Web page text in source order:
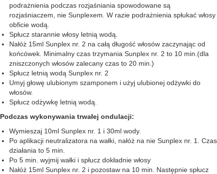
podrażnienia podczas rozjaśniania spowodowane są
rozjaśniaczem, nie Sunplexem. W razie podrażnienia spłukać włosy
obficie wodą.
Spłucz starannie włosy letnią wodą.
Nałóż 15ml Sunplex nr. 2 na całą długość włosów zaczynając od
końcówek. Minimalny czas trzymania Sunplex nr. 2 to 10 min.(dla
zniszczonych włosów zalecany czas to 20 min.)
Spłucz letnią wodą Sunplex nr. 2
Umyj głowę ulubionym szamponem i użyj ulubionej odżywki do
włosów.
Spłucz odżywkę letnią wodą.
Podczas wykonywania trwałej ondulacji:
Wymieszaj 10ml Sunplex nr. 1 i 30ml wody.
Po aplikacji neutralizatora na wałki, nałóż na nie Sunplex nr. 1. Czas
działania to 5 min.
Po 5 min. wyjmij wałki i spłucz dokładnie włosy
Nałóż 15ml Sunplex nr. 2 i pozostaw na 10 min. Następnie spłucz